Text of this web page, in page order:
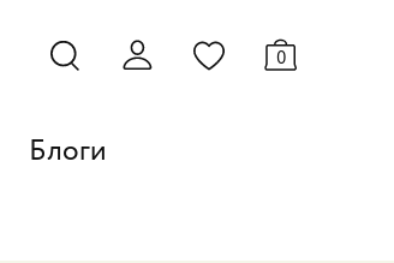
0
Блоги